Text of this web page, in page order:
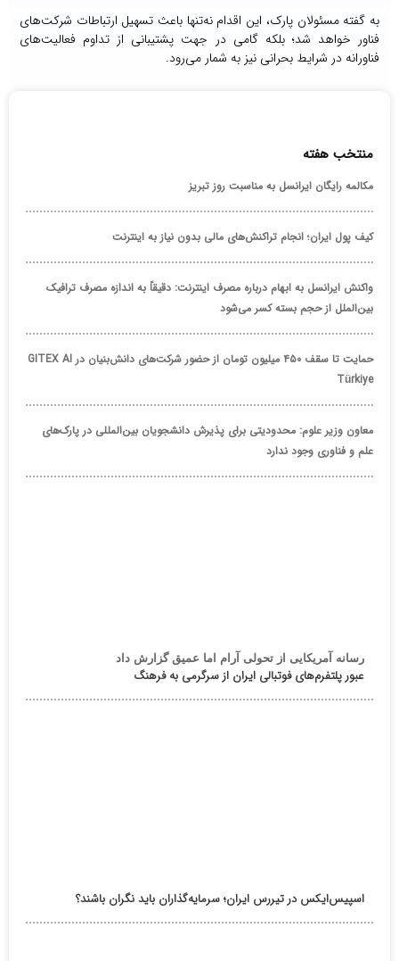
به گفته مسئولان پارک، این اقدام نه‌تنها باعث تسهیل ارتباطات شرکت‌های
فناور خواهد شد؛ بلکه گامی در جهت پشتیبانی از تداوم فعالیت‌های
فناورانه در شرایط بحرانی نیز به شمار می‌رود.
منتخب هفته
مکالمه رایگان ایرانسل به مناسبت روز تبریز
کیف پول ایران؛ انجام تراکنش‌های مالی بدون نیاز به اینترنت
واکنش ایرانسل به ابهام درباره مصرف اینترنت: دقیقاً به اندازه مصرف ترافیک
بین‌الملل از حجم بسته کسر می‌شود
حمایت تا سقف ۴۵۰ میلیون تومان از حضور شرکت‌های دانش‌بنیان در GITEX AI
Türkiye
معاون وزیر علوم: محدودیتی برای پذیرش دانشجویان بین‌المللی در پارک‌های
علم و فناوری وجود ندارد
رسانه آمریکایی از تحولی آرام اما عمیق گزارش داد
عبور پلتفرم‌های فوتبالی ایران از سرگرمی به فرهنگ
اسپیس‌ایکس در تیررس ایران؛ سرمایه‌گذاران باید نگران باشند؟